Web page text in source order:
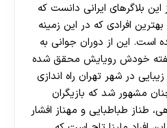
بلاگرهای ایرانی دانست که
افرادی که در این زمینه
است. این از دوران جوانی به
گفته خودش رویایش محقق شده
زیبایی در شهر تهران راه اندازی
مشهور شد که بازیگران
طناز طباطبایی و مهناز افشار